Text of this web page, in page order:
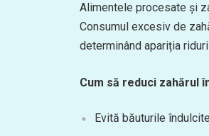
Alimentele procesate și
Consumul excesiv de
determinând apariția
Cum să reduci zahărul
Evită băuturile